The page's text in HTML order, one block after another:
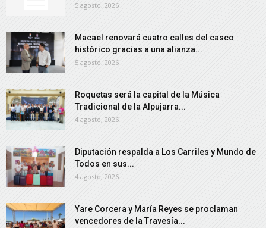
5 agosto, 2026
Macael renovará cuatro calles del casco
histórico gracias a una alianza...
5 agosto, 2026
Roquetas será la capital de la Música
Tradicional de la Alpujarra...
4 agosto, 2026
Diputación respalda a Los Carriles y Mundo de
Todos en sus...
4 agosto, 2026
Yare Corcera y María Reyes se proclaman
vencedores de la Travesía...